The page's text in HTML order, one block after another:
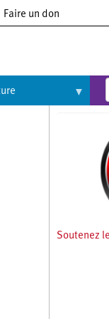
Faire un don
Soutenez